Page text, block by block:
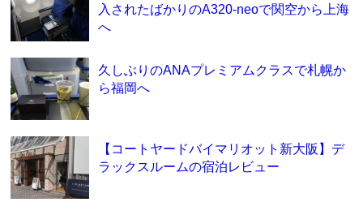
入されたばかりのA320-neoで関空から上海
へ
久しぶりのANAプレミアムクラスで札幌か
ら福岡へ
【コートヤードバイマリオット新大阪】デ
ラックスルームの宿泊レビュー